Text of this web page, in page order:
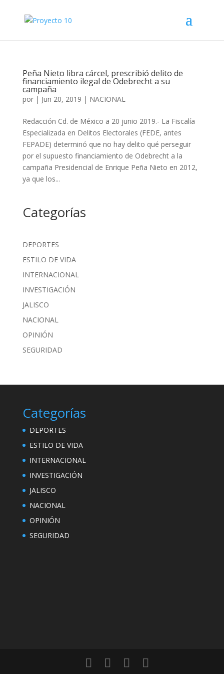
Peña Nieto libra cárcel, prescribió delito de
financiamiento ilegal de Odebrecht a su
campaña
por | Jun 20, 2019 | NACIONAL
Redacción Cd. de México a 20 junio 2019.- La Fiscalía
Especializada en Delitos Electorales (FEDE, antes
FEPADE) determinó que no hay delito qué perseguir
por el supuesto financiamiento de Odebrecht a la
campaña Presidencial de Enrique Peña Nieto en 2012,
ya que los...
Categorías
DEPORTES
ESTILO DE VIDA
INTERNACIONAL
INVESTIGACIÓN
JALISCO
NACIONAL
OPINIÓN
SEGURIDAD
Categorías
DEPORTES
ESTILO DE VIDA
INTERNACIONAL
INVESTIGACIÓN
JALISCO
NACIONAL
OPINIÓN
SEGURIDAD